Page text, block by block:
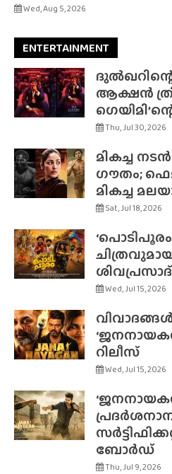
Wed, Aug 5, 2026
ENTERTAINMENT
ആക്ഷൻ
Thu, Jul 30, 2026
മികച്ച നടൻ
ഗൗതം;
മികച്ച
Sat, Jul 18, 2026
Wed, Jul 15, 2026
റിലീസ്
Wed, Jul 15, 2026
ബോർഡ്
Thu, Jul 9, 2026